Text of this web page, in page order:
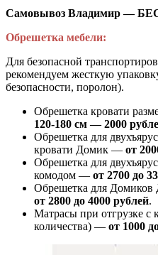
Самовывоз Владимир —
Обрешетка мебели:
Для безопасной
рекомендуем жесткую
безопасности, поролон).
Обрешетка кровати
120-180 см — 2000
Обрешетка для
кровати Домик — от
Обрешетка для
комодом — от 2700 до
Обрешетка для
от 2800 до 4000 рублей.
Матрасы при отгрузке с
количества) — от 1000